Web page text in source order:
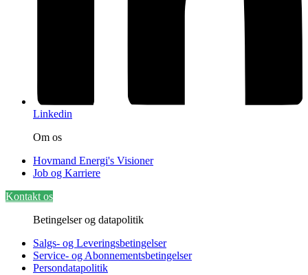
Linkedin
Om os
Hovmand Energi's Visioner
Job og Karriere
Kontakt os
Betingelser og datapolitik
Salgs- og Leveringsbetingelser
Service- og Abonnementsbetingelser
Persondatapolitik